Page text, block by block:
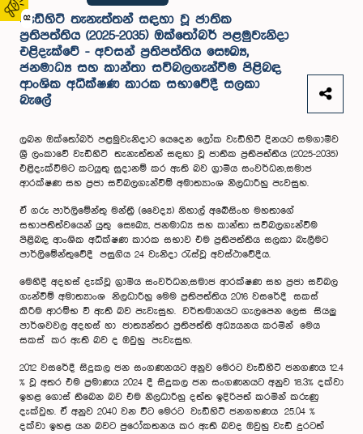
02
වැඩිහිටි තැනැත්තන් සඳහා වූ ජාතික
ප්‍රතිපත්තිය (2025-2035) ඔක්තෝබර් පළමුවැනිදා
එළිදැක්වේ - අවසන් ප්‍රතිපත්තිය සෞඛ්‍ය,
ජනමාධ්‍ය සහ කාන්තා සවිබලගැන්වීම පිළිබඳ
ආංශික අධීක්ෂණ කාරක සභාවේදී සලකා
බැලේ
ලබන ඔක්තෝබර් පළමුවැනිදාට යෙදෙන ලෝක වැඩිහිටි දිනයට සමගාමීව
ශ්‍රී ලංකාවේ වැඩිහිටි තැනැත්තන් සඳහා වූ ජාතික ප්‍රතිපත්තිය (2025-2035)
එළිදැක්වීමට කටයුතු සුදානම් කර ඇති බව ග්‍රාමීය සංවර්ධන,සමාජ
ආරක්ෂණ සහ ප්‍රජා සවිබලගැන්වීම් අමාත්‍යාංශ නිලධාරීහු පැවසුහ.
ඒ ගරු පාර්ලිමේන්තු මන්ත්‍රී (වෛද්‍ය) නිහාල් අබේසිංහ මහතාගේ
සභාපතිත්වයෙන් යුතු සෞඛ්‍ය, ජනමාධ්‍ය සහ කාන්තා සවිබලගැන්වීම
පිළිබඳ ආංශික අධීක්ෂණ කාරක සභාව එම ප්‍රතිපත්තිය සලකා බැලීමට
පාර්ලිමේන්තුවේදී පසුගිය 24 වැනිදා රැස්වූ අවස්ථාවේදීය.
මෙහිදී අදහස් දැක්වූ ග්‍රාමීය සංවර්ධන,සමාජ ආරක්ෂණ සහ ප්‍රජා සවිබල
ගැන්වීම් අමාත්‍යාංශ නිලධාරීහු මෙම ප්‍රතිපත්තිය 2016 වසරේදී සකස්
කිරීම ආරම්භ වී ඇති බව පැවැසුහ. වර්තමානයට ගැලපෙන ලෙස සියලු
පාර්ශවවල අදහස් හා ජාත්‍යන්තර ප්‍රතිපත්ති අධ්‍යයනය කරමින් මෙය
සකස් කර ඇති බව ද ඔවුහු පැවැසුහ.
2012 වසරේදී සිදුකල ජන සංගණනයට අනුව මෙරට වැඩිහිටි ජනගණය 12.4
% වූ අතර එම ප්‍රමාණය 2024 දී සිදුකල ජන සංගණනයට අනුව 18.3% දක්වා
ඉහළ ගොස් තිබෙන බව එම නිලධාරීහු දත්ත ඉදිරිපත් කරමින් කරුණු
දැක්වුහ. ඒ අනුව 2040 වන විට මෙරට වැඩිහිටි ජනගහණය 25.04 %
දක්වා ඉහළ යන බවට පුරෝකතනය කර ඇති බවද ඔවුහු වැඩි දුරටත්